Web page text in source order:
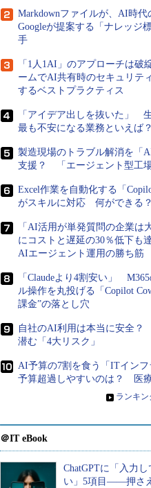
Markdownファイルが、AI時
Googleが提案する「ナレッジ
手
「1人1AI」のアプローチは
ームでAI共有時のセキュリテ
するベストプラクティス
「アイデア出しを抜いた」
最も不安になる業務といえば？
製造現場のトラブル解消を「
支援？ 「エージェント型工
Excel作業を自動化する「
がスキルに対応 何ができる？
「AI活用が単発質問の企業
にコストと遅延の30％低下も
AIエージェント運用の勝ち筋
「Claudeより4割安い」
ル操作を丸投げる「Copilot
課金”の落とし穴
自社のAI利用は本当に安全
潜む「4大リスク」
AI予算の7割を食う「ITインフ
予算超過しやすいのは？ 医
» ランキ
＠IT eBook
ChatGPTに「入力
い」5項目――押さ